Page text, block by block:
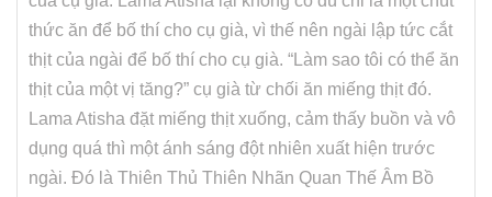
thức ăn để bố thí cho cụ già, vì thế nên ngài lập tức cắt
thịt của ngài để bố thí cho cụ già. “Làm sao tôi có thể ăn
thịt của một vị tăng?” cụ già từ chối ăn miếng thịt đó.
Lama Atisha đặt miếng thịt xuống, cảm thấy buồn và vô
dụng quá thì một ánh sáng đột nhiên xuất hiện trước
ngài. Đó là Thiên Thủ Thiên Nhãn Quan Thế Âm Bồ